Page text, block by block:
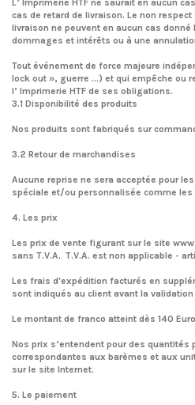
L’ Imprimerie HTF ne saurait en aucun
cas de retard de livraison. Le non
livraison ne peuvent en aucun cas
dommages et intérêts ou à une
Tout événement de force majeure
lock out », guerre …) et qui empêche ou
l’ Imprimerie HTF de ses obligations.
3.1 Disponibilité des produits
Nos produits sont fabriqués sur
3.2 Retour de marchandises
Aucune reprise ne sera acceptée pour
spéciale et/ou personnalisée comme les
4. Les prix
Les prix de vente figurant sur le site
sans T.V.A. T.V.A. est non applicable -
Les frais d'expédition facturés en
sont indiqués au client avant la
Le montant de franco atteint dès 140
Nos prix s’entendent pour des quantités
correspondantes aux barèmes et aux
sur le site Internet.
5. Le paiement